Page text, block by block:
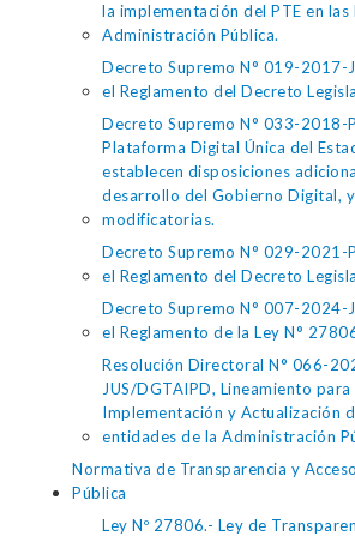
la implementación del PTE en las
Administración Pública.
Decreto Supremo N° 019-2017-
el Reglamento del Decreto
Decreto Supremo N° 033-2018-
Plataforma Digital Única del
establecen disposiciones
desarrollo del Gobierno Digital,
modificatorias.
Decreto Supremo N° 029-2021-
el Reglamento del Decreto
Decreto Supremo N° 007-2024-
el Reglamento de la Ley N°
Resolución Directoral N° 066-
JUS/DGTAIPD, Lineamiento para
Implementación y Actualización
entidades de la Administración
Normativa de Transparencia y
Pública
Ley Nº 27806.- Ley de